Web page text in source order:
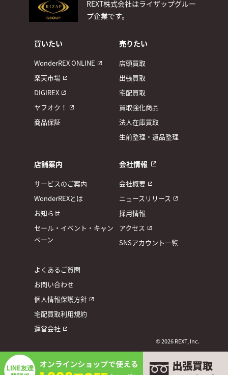
REXT株式会社はライザップグルー
プ企業です。
買いたい
WonderREX ONLINE
楽天市場
DIGIREX
ヤフオク！
商品保証
売りたい
店頭買取
出張買取
宅配買取
買取強化商品
法人在庫買取
生前整理・遺品整理
店舗案内
サービスのご案内
WonderREXとは
お知らせ
セール・イベント・キャン
ペーン
会社情報
会社概要
ニュースリリース
採用情報
アクセス
SNSアカウント一覧
よくあるご質問
お問い合わせ
個人情報保護方針
宅配買取利用規約
運営会社
© 2026 REXT, Inc.